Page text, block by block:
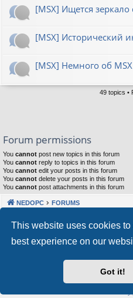
This website uses cookies
best experience on our
Got it!
[MSX] Ищется
[MSX] Исторический
[MSX] Немного об MSX
49 topics •
Forum permissions
You cannot post new topics in this forum
You cannot reply to topics in this forum
You cannot edit your posts in this forum
You cannot delete your posts in this forum
You cannot post attachments in this forum
NEDOPC FORUMS
Powered byphpBB®
Our VPS Hosting
This server is located
Server admin: